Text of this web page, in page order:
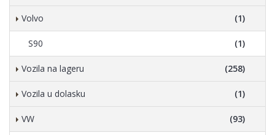
Volvo (1)
S90 (1)
Vozila na lageru (258)
Vozila u dolasku (1)
VW (93)